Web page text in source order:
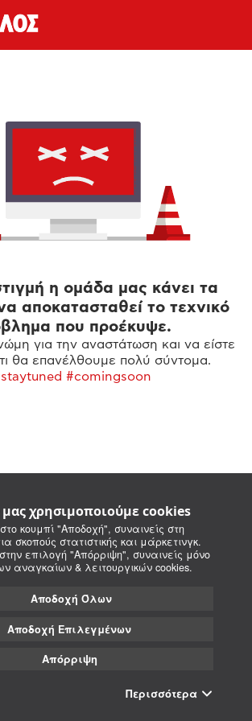
χρησιμοποιούμε cookies
κουμπί "Αποδοχή", συναινείς στη
σκοπούς στατιστικής και μάρκετινγκ.
επιλογή "Απόρριψη", συναινείς μόνο
αναγκαίων & λειτουργικών cookies.
Αποδοχή Όλων
Αποδοχή Επιλεγμένων
Απόρριψη
Περισσότερα
η ομάδα μας κάνει τα
αποκατασταθεί το τεχνικό
που προέκυψε.
για την αναστάτωση και να είστε
θα επανέλθουμε πολύ σύντομα.
#comingsoon